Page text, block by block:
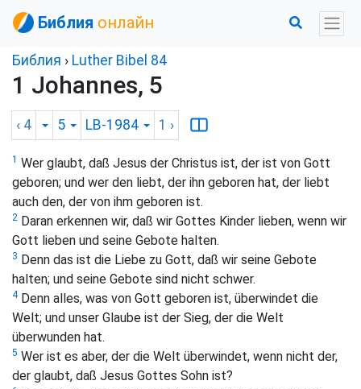
Библия онлайн
Библия › Luther Bibel 84
1 Johannes, 5
‹ 4 5 LB-1984 1 ›
1 Wer glaubt, daß Jesus der Christus ist, der ist von Gott
geboren; und wer den liebt, der ihn geboren hat, der liebt
auch den, der von ihm geboren ist.
2 Daran erkennen wir, daß wir Gottes Kinder lieben, wenn wir
Gott lieben und seine Gebote halten.
3 Denn das ist die Liebe zu Gott, daß wir seine Gebote
halten; und seine Gebote sind nicht schwer.
4Denn alles, was von Gott geboren ist, überwindet die
Welt; und unser Glaube ist der Sieg, der die Welt
überwunden hat.
5 Wer ist es aber, der die Welt überwindet, wenn nicht der,
der glaubt, daß Jesus Gottes Sohn ist?